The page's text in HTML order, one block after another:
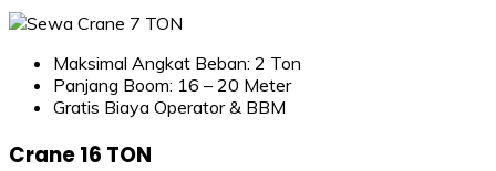
Maksimal Angkat Beban: 2 Ton
Panjang Boom: 16 – 20 Meter
Gratis Biaya Operator & BBM
Crane 16 TON